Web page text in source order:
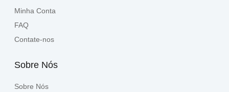
Minha Conta
FAQ
Contate-nos
Sobre Nós
Sobre Nós